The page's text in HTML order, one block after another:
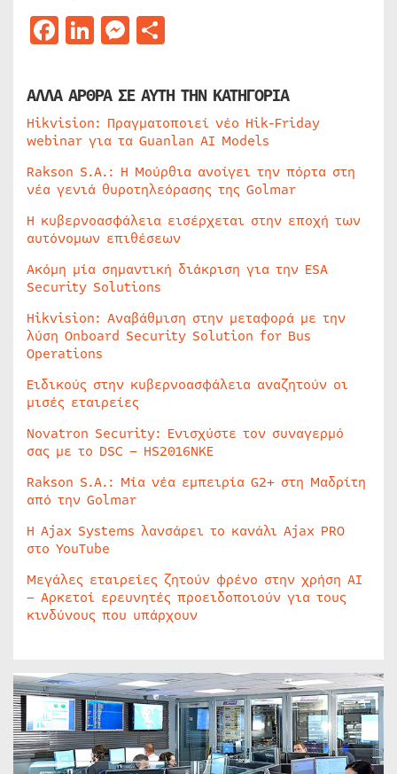
Facebook
LinkedIn
Messenger
ΑΛΛΑ ΑΡΘΡΑ ΣΕ ΑΥΤΗ ΤΗΝ ΚΑΤΗΓΟΡΙΑ
Hikvision: Πραγματοποιεί νέο Hik-Friday
webinar για τα Guanlan AI Models
Rakson S.A.: Η Μούρθια ανοίγει την πόρτα στη
νέα γενιά θυροτηλεόρασης της Golmar
Η κυβερνοασφάλεια εισέρχεται στην εποχή των
αυτόνομων επιθέσεων
Ακόμη μία σημαντική διάκριση για την ESA
Security Solutions
Hikvision: Αναβάθμιση στην μεταφορά με την
λύση Onboard Security Solution for Bus
Operations
Ειδικούς στην κυβερνοασφάλεια αναζητούν οι
μισές εταιρείες
Novatron Security: Ενισχύστε τον συναγερμό
σας με το DSC – HS2016NKE
Rakson S.A.: Μία νέα εμπειρία G2+ στη Μαδρίτη
από την Golmar
Η Ajax Systems λανσάρει το κανάλι Ajax PRO
στο YouTube
Μεγάλες εταιρείες ζητούν φρένο στην χρήση AI
– Αρκετοί ερευνητές προειδοποιούν για τους
κινδύνους που υπάρχουν